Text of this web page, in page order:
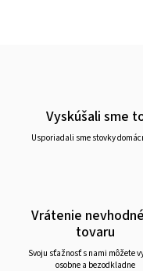
Vyskúšali sme
Usporiadali sme stovky
Vrátenie
tovaru
Svoju sťažnosť s nami môžete
osobne a bezodkladne